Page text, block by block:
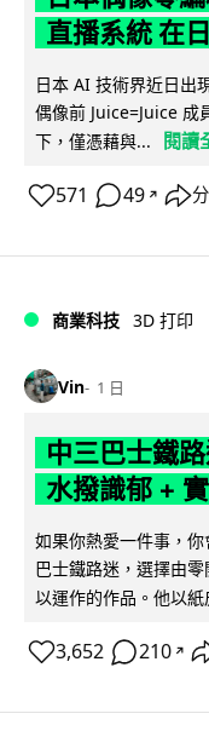
直播系統 在
日本 AI 技術界近日出
偶像前 Juice=Juice 成
下，僅憑藉與...
閱讀
571 49 ↗
商業科技 3D 打印
Vin 1 日
中三巴士鐵
水撥識郁 +
如果你熱愛一件事，
巴士鐵路迷，選擇由
以運作的作品。他以
3,652 210 ↗